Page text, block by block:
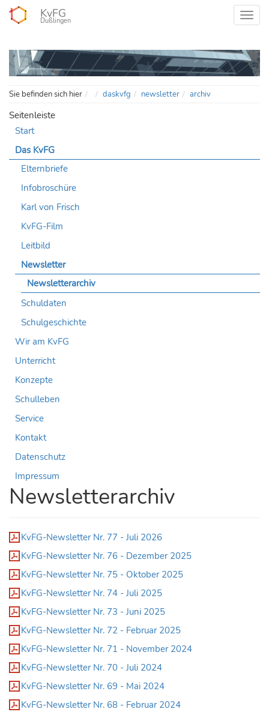
KvFG
Dußlingen
Sie befinden sich hier Home
daskvfg newsletter archiv
Seitenleiste
Start
Das KvFG
Elternbriefe
Infobroschüre
Karl von Frisch
KvFG-Film
Leitbild
Newsletter
Newsletterarchiv
Schuldaten
Schulgeschichte
Wir am KvFG
Unterricht
Konzepte
Schulleben
Service
Kontakt
Datenschutz
Impressum
Newsletterarchiv
KvFG-Newsletter Nr. 77 - Juli 2026
KvFG-Newsletter Nr. 76 - Dezember 2025
KvFG-Newsletter Nr. 75 - Oktober 2025
KvFG-Newsletter Nr. 74 - Juli 2025
KvFG-Newsletter Nr. 73 - Juni 2025
KvFG-Newsletter Nr. 72 - Februar 2025
KvFG-Newsletter Nr. 71 - November 2024
KvFG-Newsletter Nr. 70 - Juli 2024
KvFG-Newsletter Nr. 69 - Mai 2024
KvFG-Newsletter Nr. 68 - Februar 2024